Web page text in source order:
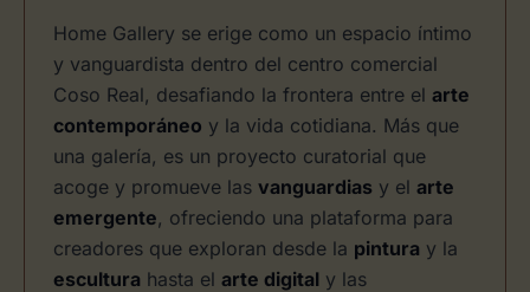
Home Gallery se erige como un espacio íntimo
y vanguardista dentro del centro comercial
Coso Real, desafiando la frontera entre el arte
contemporáneo y la vida cotidiana. Más que
una galería, es un proyecto curatorial que
acoge y promueve las vanguardias y el arte
emergente, ofreciendo una plataforma para
creadores que exploran desde la pintura y la
escultura hasta el arte digital y las